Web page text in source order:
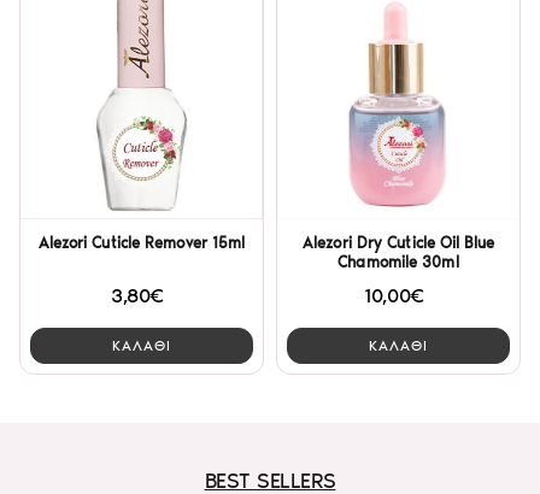
Alezori Cuticle Remover 15ml
3,80€
ΚΑΛΑΘΙ
Alezori Dry Cuticle Oil Blue
Chamomile 30ml
10,00€
ΚΑΛΑΘΙ
BEST SELLERS